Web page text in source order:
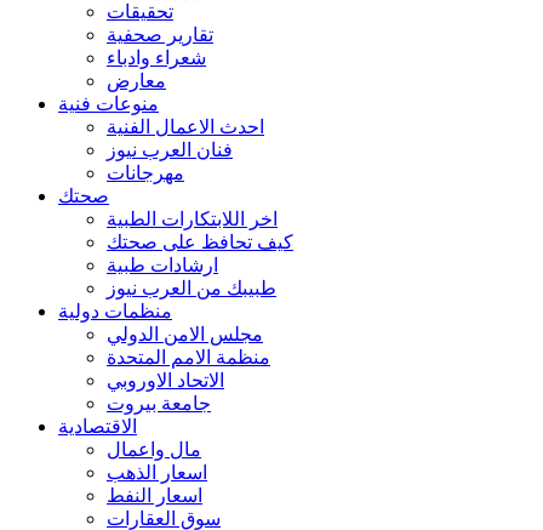
تحقيقات
تقارير صحفية
شعراء وادباء
معارض
منوعات فنية
احدث الاعمال الفنية
فنان العرب نيوز
مهرجانات
صحتك
اخر اللابتكارات الطبية
كيف تحافظ على صحتك
ارشادات طبية
طبيبك من العرب نيوز
منظمات دولية
مجلس الامن الدولي
منظمة الامم المتحدة
الاتحاد الاوروبي
جامعة بيروت
الاقتصادية
مال واعمال
اسعار الذهب
اسعار النفط
سوق العقارات